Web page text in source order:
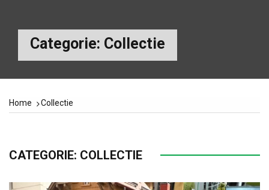
Categorie: Collectie
Home Collectie
CATEGORIE: COLLECTIE